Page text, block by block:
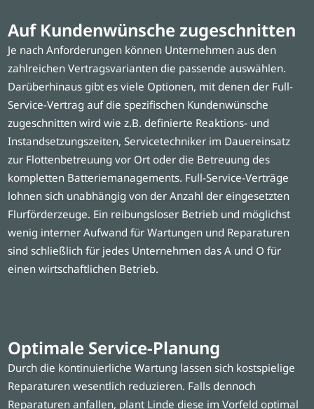
Auf Kundenwünsche zugeschnitten
Je nach Anforderungen können Unternehmen aus den
zahlreichen Vertragsvarianten die passende auswählen.
Darüberhinaus gibt es viele Optionen, mit denen der Full-
Service-Vertrag auf die spezifischen Kundenwünsche
zugeschnitten wird wie z.B. definierte Reaktions- und
Instandsetzungszeiten, Servicetechniker im Dauereinsatz
zur Flottenbetreuung vor Ort oder die Betreuung des
kompletten Batteriemanagements. Full-Service-Verträge
lohnen sich unabhängig von der Anzahl der eingesetzten
Flurförderzeuge. Ein reibungsloser Betrieb und möglichst
wenig interner Aufwand für Wartungen und Reparaturen
sind schließlich für jedes Unternehmen das A und O für
einen wirtschaftlichen Betrieb.
Optimale Service-Planung
Durch die kontinuierliche Wartung lassen sich kostspielige
Reparaturen wesentlich reduzieren. Falls dennoch
Reparaturen anfallen, plant Linde diese im Vorfeld optimal